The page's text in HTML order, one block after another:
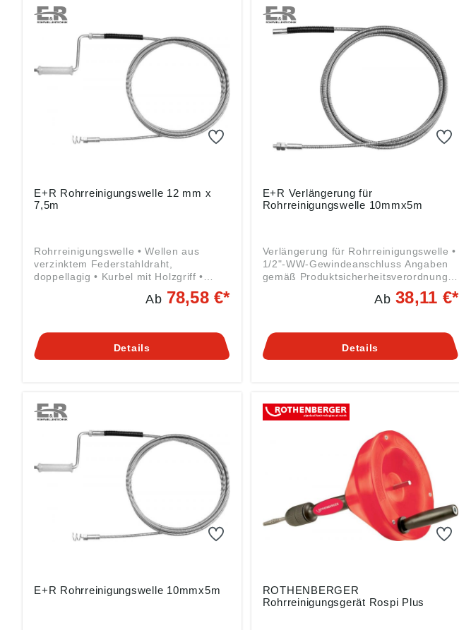
E+R Rohrreinigungswelle 12 mm x
7,5m
Rohrreinigungswelle • Wellen aus
verzinktem Federstahldraht,
doppellagig • Kurbel mit Holzgriff •
Wellen-Ø 8 mm mit fester Kralle •
Wellen-Ø 10 bis 12 mm mit
verlängerbar • Für den professionellen
Einsatz mit gegenläufig gewickelter
Edmund-Lang-Straße 32, 64832
Babenhausen, DE, info@er-rohr.de
Ab 78,58 €*
Details
E+R Verlängerung für
Rohrreinigungswelle 10mmx5m
Verlängerung für Rohrreinigungswelle •
1/2"-WW-Gewindeanschluss Angaben
gemäß Produktsicherheitsverordnung
((EU) 2023/998): LEHMANN GmbH &
Co. KG, Edmund-Lang-Straße 32,
Ab38,11 €*
Details
E+R Rohrreinigungswelle 10mmx5m
ROTHENBERGER
Rohrreinigungsgerät Rospi Plus